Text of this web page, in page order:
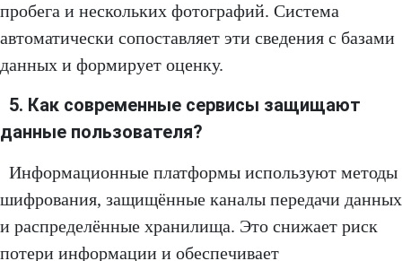
пробега и нескольких фотографий. Система
автоматически сопоставляет эти сведения с базами
данных и формирует оценку.
5. Как современные сервисы защищают
данные пользователя?
Информационные платформы используют методы
шифрования, защищённые каналы передачи данных
и распределённые хранилища. Это снижает риск
потери информации и обеспечивает